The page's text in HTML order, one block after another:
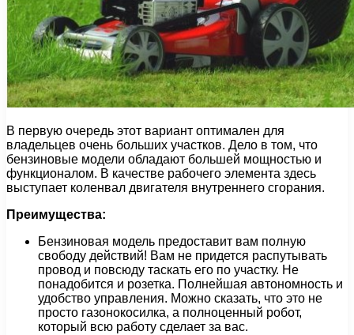
В первую очередь этот вариант оптимален для
владельцев очень больших участков. Дело в том, что
бензиновые модели обладают большей мощностью и
функционалом. В качестве рабочего элемента здесь
выступает коленвал двигателя внутреннего сгорания.
Преимущества:
Бензиновая модель предоставит вам полную
свободу действий! Вам не придется распутывать
провод и повсюду таскать его по участку. Не
понадобится и розетка. Полнейшая автономность и
удобство управления. Можно сказать, что это не
просто газонокосилка, а полноценный робот,
который всю работу сделает за вас.